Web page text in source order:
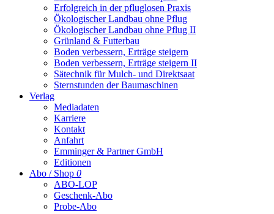
Erfolgreich in der pfluglosen Praxis
Ökologischer Landbau ohne Pflug
Ökologischer Landbau ohne Pflug II
Grünland & Futterbau
Boden verbessern, Erträge steigern
Boden verbessern, Erträge steigern II
Sätechnik für Mulch- und Direktsaat
Sternstunden der Baumaschinen
Verlag
Mediadaten
Karriere
Kontakt
Anfahrt
Emminger & Partner GmbH
Editionen
Abo / Shop 0
ABO-LOP
Geschenk-Abo
Probe-Abo